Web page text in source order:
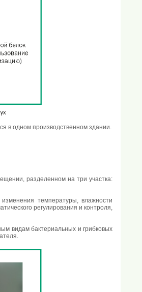
в одном производственном здании.
разделенном на три участка:
температуры, влажности
регулирования и контроля,
видам бактериальных и грибковых